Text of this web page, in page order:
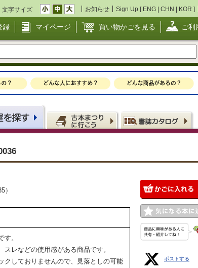
文字サイズ お知らせ Sign Up [ ENG | CHN | KOR ]
録 マイページ 買い物かごを見る ご利
）
す。
スレなどの使用感がある商品です。
クしておりませんので、見落としの可能
ポストする